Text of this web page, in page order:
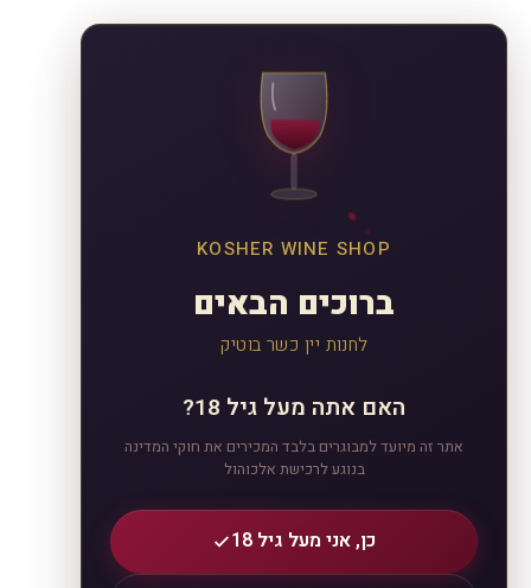
KOSHER WINE SHOP
ברוכים הבאים
לחנות יין כשר בוטיק
האם אתה מעל גיל 18?
אתר זה מיועד למבוגרים בלבד המכירים את חוקי המדינה
בנוגע לרכישת אלכוהול
כן, אני מעל גיל 18